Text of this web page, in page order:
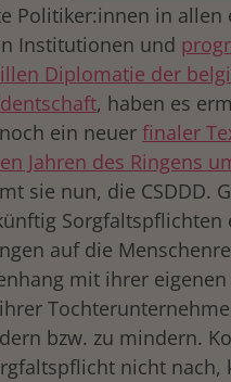
Politiker:innen in allen
Institutionen und
Diplomatie der
, haben es
ein neuer finaler
Jahren des Ringens
sie nun, die CSDDD.
Sorgfaltspflichten
auf die
mit ihrer
bzw. zu mindern.
nicht nach,